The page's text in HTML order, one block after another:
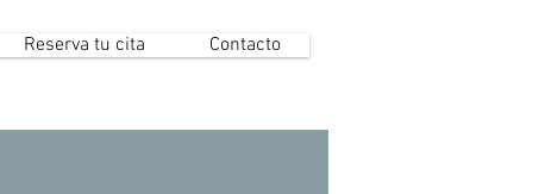
Reserva tu cita Contacto